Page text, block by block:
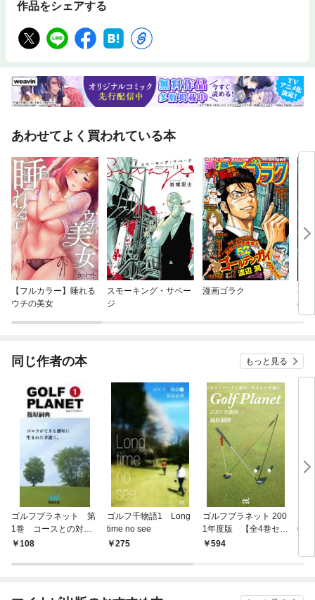
答えましょう
作品をシェアする
あわせてよく買われている本
【フルカラー】睡れる
ウチの美女
スモーキング・サベー
ジ
漫画ゴラク
半
の
同じ作者の本 もっと見る
ゴルフプラネット 第
1巻 コースとの対話
を楽しむノウハウ
108
ゴルフ千物語1 Long
time no see
275
ゴルフプラネット 200
1年度版 【全4巻セッ
ト】594
0年